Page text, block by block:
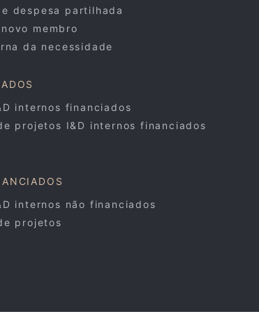
despesa partilhada
membro
da necessidade
internos financiados
projetos I&D internos financiados
internos não financiados
projetos